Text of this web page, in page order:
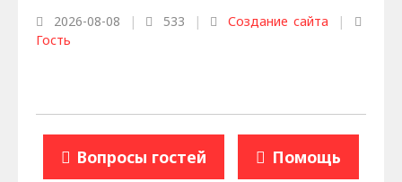
2026-08-08 | 533 | Создание сайта
|
Гость
Вопросы гостей Помощь